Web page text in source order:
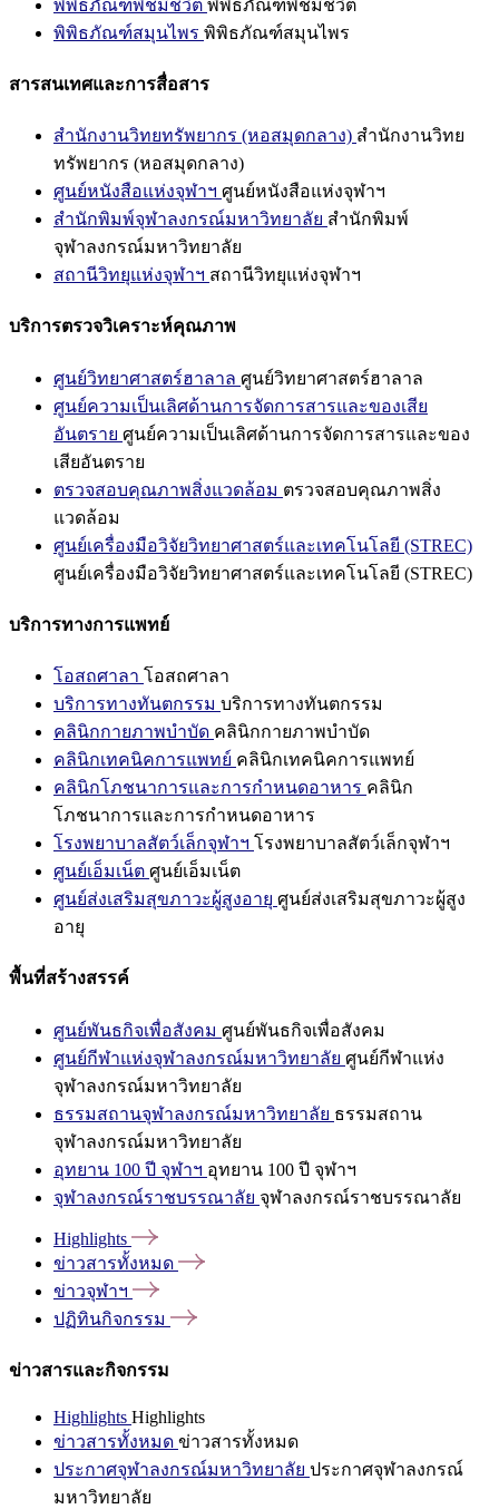
พิพิธภัณฑ์พืชมีชีวิต พิพิธภัณฑ์พืชมีชีวิต
พิพิธภัณฑ์สมุนไพร พิพิธภัณฑ์สมุนไพร
สารสนเทศและการสื่อสาร
สำนักงานวิทยทรัพยากร (หอสมุดกลาง) สำนักงานวิทย
ทรัพยากร (หอสมุดกลาง)
ศูนย์หนังสือแห่งจุฬาฯ ศูนย์หนังสือแห่งจุฬาฯ
สำนักพิมพ์จุฬาลงกรณ์มหาวิทยาลัย สำนักพิมพ์
จุฬาลงกรณ์มหาวิทยาลัย
สถานีวิทยุแห่งจุฬาฯ สถานีวิทยุแห่งจุฬาฯ
บริการตรวจวิเคราะห์คุณภาพ
ศูนย์วิทยาศาสตร์ฮาลาล ศูนย์วิทยาศาสตร์ฮาลาล
ศูนย์ความเป็นเลิศด้านการจัดการสารและของเสีย
อันตราย ศูนย์ความเป็นเลิศด้านการจัดการสารและของ
เสียอันตราย
ตรวจสอบคุณภาพสิ่งแวดล้อม ตรวจสอบคุณภาพสิ่ง
แวดล้อม
ศูนย์เครื่องมือวิจัยวิทยาศาสตร์และเทคโนโลยี (STREC)
ศูนย์เครื่องมือวิจัยวิทยาศาสตร์และเทคโนโลยี (STREC)
บริการทางการแพทย์
โอสถศาลา โอสถศาลา
บริการทางทันตกรรม บริการทางทันตกรรม
คลินิกกายภาพบำบัด คลินิกกายภาพบำบัด
คลินิกเทคนิคการแพทย์ คลินิกเทคนิคการแพทย์
คลินิกโภชนาการและการกำหนดอาหาร คลินิก
โภชนาการและการกำหนดอาหาร
โรงพยาบาลสัตว์เล็กจุฬาฯ โรงพยาบาลสัตว์เล็กจุฬาฯ
ศูนย์เอ็มเน็ต ศูนย์เอ็มเน็ต
ศูนย์ส่งเสริมสุขภาวะผู้สูงอายุ ศูนย์ส่งเสริมสุขภาวะผู้สูง
อายุ
พื้นที่สร้างสรรค์
ศูนย์พันธกิจเพื่อสังคม ศูนย์พันธกิจเพื่อสังคม
ศูนย์กีฬาแห่งจุฬาลงกรณ์มหาวิทยาลัย ศูนย์กีฬาแห่ง
จุฬาลงกรณ์มหาวิทยาลัย
ธรรมสถานจุฬาลงกรณ์มหาวิทยาลัย ธรรมสถาน
จุฬาลงกรณ์มหาวิทยาลัย
อุทยาน 100 ปี จุฬาฯ อุทยาน 100 ปี จุฬาฯ
จุฬาลงกรณ์ราชบรรณาลัย จุฬาลงกรณ์ราชบรรณาลัย
Highlights
ข่าวสารทั้งหมด
ข่าวจุฬาฯ
ปฏิทินกิจกรรม
ข่าวสารและกิจกรรม
Highlights Highlights
ข่าวสารทั้งหมด ข่าวสารทั้งหมด
ประกาศจุฬาลงกรณ์มหาวิทยาลัย ประกาศจุฬาลงกรณ์
มหาวิทยาลัย